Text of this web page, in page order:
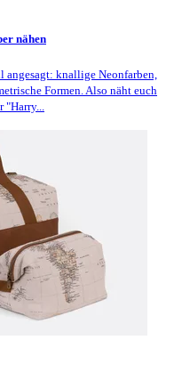
nähen
knallige Neonfarben,
Formen. Also näht euch